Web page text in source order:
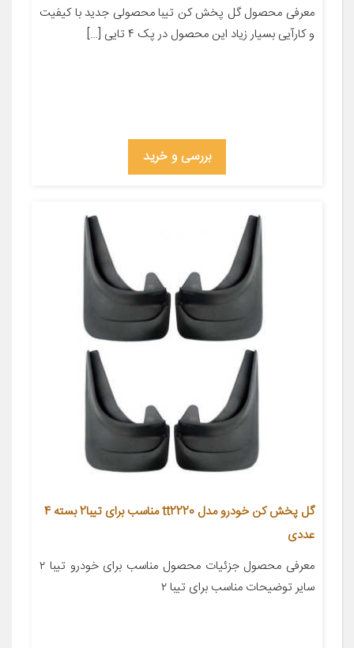
معرفی محصول گل پخش کن تیبا محصولی جدید با کیفیت
و کارآیی بسیار زیاد این محصول در پک ۴ تایی […]
بررسی و خرید
گل پخش کن خودرو مدل tt2220 مناسب برای تیبا2 بسته 4
عددی
معرفی محصول جزئیات محصول مناسب برای خودرو تیبا ۲
سایر توضیحات مناسب برای تیبا ۲